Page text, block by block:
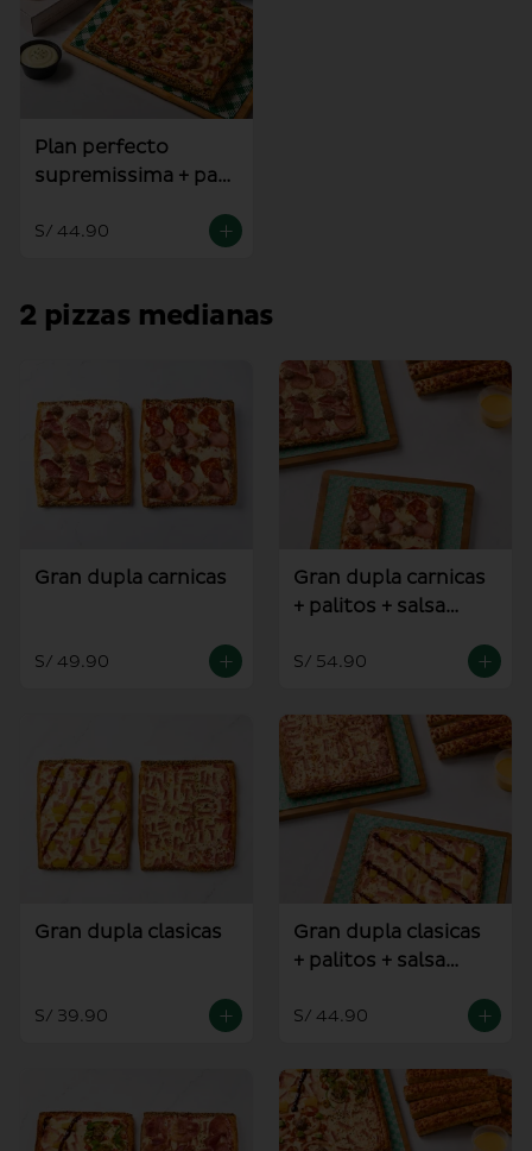
Plan perfecto
supremissima + pan
S/ 44.90
2 pizzas medianas
Gran dupla carnicas
S/ 49.90
Gran dupla carnicas
+ palitos + salsa
S/ 54.90
Gran dupla clasicas
S/ 39.90
Gran dupla clasicas
+ palitos + salsa
S/ 44.90